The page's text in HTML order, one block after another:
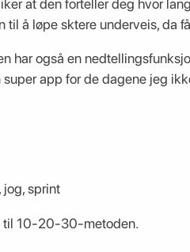
til å løpe sktere underveis, da
har også en
super app for de dagene jeg
jog, sprint
til 10-20-30-metoden.